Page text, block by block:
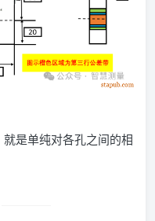
就是单纯对各孔之间的相